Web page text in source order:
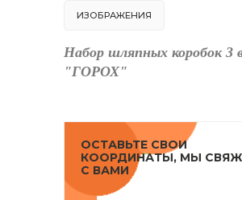
ИЗОБРАЖЕНИЯ
Набор шляпных коробок 3
"ГОРОХ"
ОСТАВЬТЕ СВОИ
КООРДИНАТЫ, МЫ
С ВАМИ